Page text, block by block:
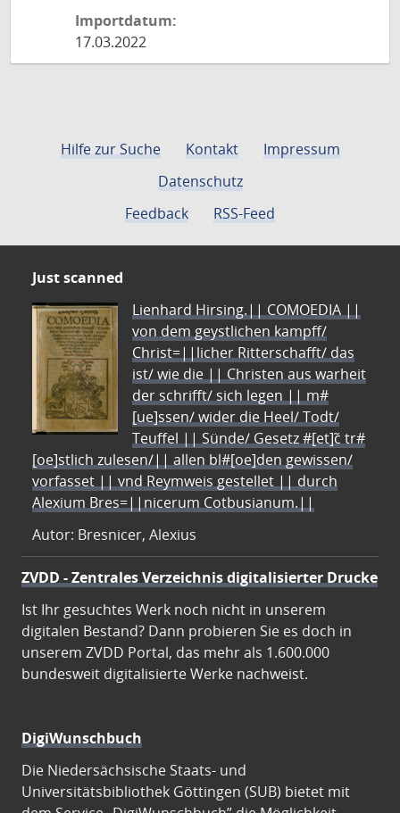
Importdatum:
17.03.2022
Hilfe zur Suche Kontakt
Impressum
Datenschutz
Feedback
RSS-Feed
Just scanned
Lienhard Hirsing.|| COMOEDIA ||
von dem geystlichen kampff/
Christ=||licher Ritterschafft/ das
ist/ wie die || Christen aus warheit
der schrifft/ sich legen || m#
[ue]ssen/ wider die Heel/ Todt/
Teuffel || Sünde/ Gesetz #[et]c̃ tr#
[oe]stlich zulesen/|| allen bl#[oe]den gewissen/
vorfasset || vnd Reymweis gestellet || durch
Alexium Bres=||nicerum Cotbusianum.||
Autor: Bresnicer, Alexius
ZVDD - Zentrales Verzeichnis digitalisierter Drucke
Ist Ihr gesuchtes Werk noch nicht in unserem
digitalen Bestand? Dann probieren Sie es doch in
unserem ZVDD Portal, das mehr als 1.600.000
bundesweit digitalisierte Werke nachweist.
DigiWunschbuch
Die Niedersächsische Staats- und
Universitätsbibliothek Göttingen (SUB) bietet mit